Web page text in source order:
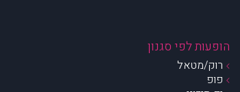
הופעות לפי סגנון
רוק/מטאל
פופ